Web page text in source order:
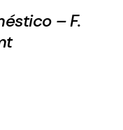
– F.